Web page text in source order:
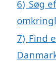
6) Søg
7) Find